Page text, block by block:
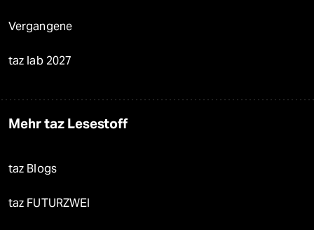
Vergangene
taz lab 2027
Mehr taz Lesestoff
taz Blogs
taz FUTURZWEI